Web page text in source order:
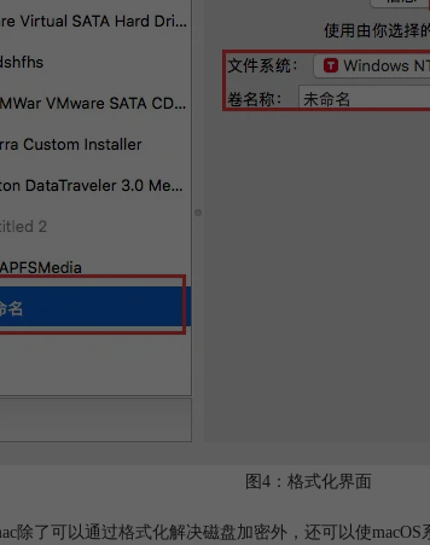
图4：格式化界面
除了可以通过格式化解决磁盘加密外，还可以使macOS